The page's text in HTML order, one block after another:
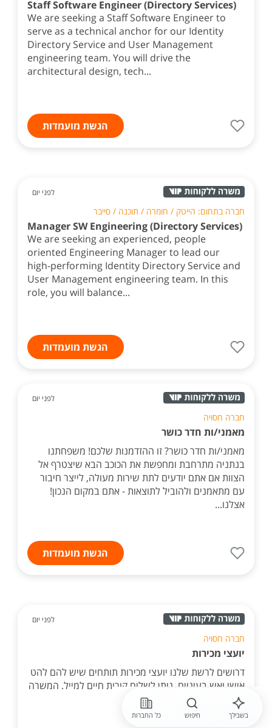
Staff Software Engineer (Directory Services)
We are seeking a Staff Software Engineer to
serve as a technical anchor for our Identity
Directory Service and User Management
engineering team. You will drive the
architectural design, tech...
הגשת מועמדות
לפני יום
חברה בתחום: הייטק / חומרה / תוכנה / סייבר
Manager SW Engineering (Directory Services)
We are seeking an experienced, people
oriented Engineering Manager to lead our
high-performing Identity Directory Service and
User Management engineering team. In this
role, you will balance...
הגשת מועמדות
לפני יום
חברה חסויה
מאמני/ות חדר כושר
מאמני/ות חדר כושר? זו ההזדמנות שלכם! משפחתנו
בנתניה מתרחבת ומחפשת את הכוכב הבא שיצטרף אל
הצוות אם אתם יודעים לתת שירות מעולה, לייצר חיבור
עם מתאמנים ולהוביל לתוצאות - אתם במקום הנכון!
אצלנו...
הגשת מועמדות
לפני יום
חברה חסויה
יועצי מכירות
דרושים לרשת שלנו יועצי מכירות תותחים שיש להם להט
אישי ואש בעיניים. ניתן לשלוח קורות חיים למייל. המשרה
מיועדת לנשים ולגברים כאחד.
בשבילך חיפוש כל החברות